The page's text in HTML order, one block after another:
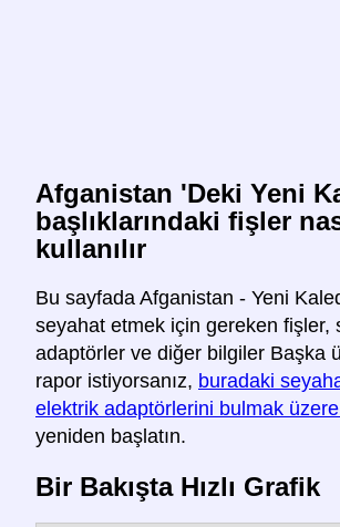
Afganistan 'Deki Yeni
başlıklarındaki fişler
kullanılır
Bu sayfada Afganistan - Yeni
seyahat etmek için gereken fişler,
adaptörler ve diğer bilgiler Başka
rapor istiyorsanız, buradaki
elektrik adaptörlerini bulmak üzere
yeniden başlatın.
Bir Bakışta Hızlı Grafik